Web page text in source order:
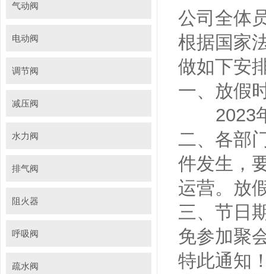
气动阀
电动阀
调节阀
减压阀
水力阀
排气阀
阻火器
呼吸阀
疏水阀
公司全体
根据国家
做如下安
一、放假
2023年
二、各部
件发生，
运营。放
三、节日
免参加聚
特此通知